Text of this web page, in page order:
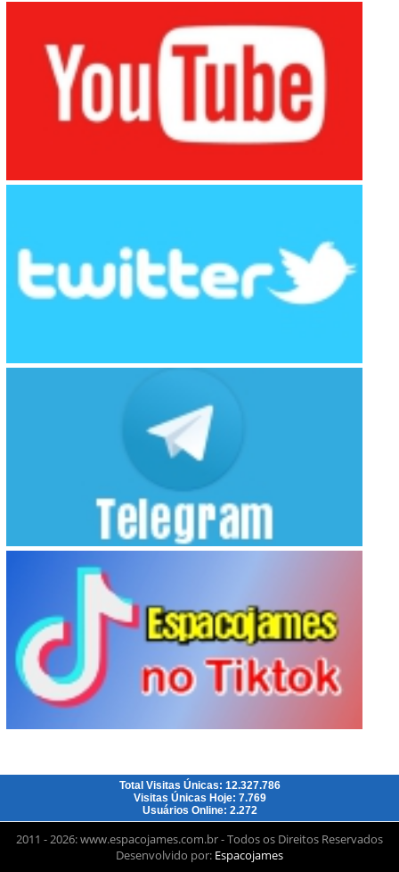
Total Visitas Únicas: 12.327.786
Visitas Únicas Hoje: 7.769
Usuários Online: 2.272
2011 - 2026: www.espacojames.com.br - Todos os Direitos Reservados
Desenvolvido por: Espacojames